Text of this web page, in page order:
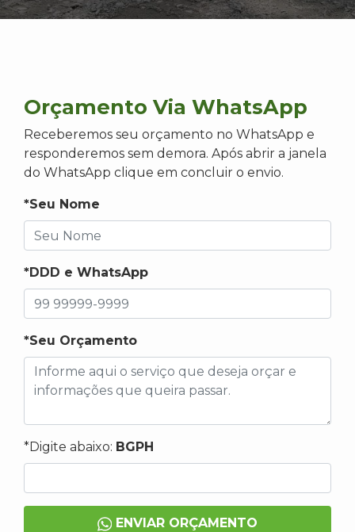
Orçamento Via WhatsApp
Receberemos seu orçamento no WhatsApp e
responderemos sem demora. Após abrir a janela
do WhatsApp clique em concluir o envio.
*Seu Nome
*DDD e WhatsApp
*Seu Orçamento
*Digite abaixo: BGPH
ENVIAR ORÇAMENTO